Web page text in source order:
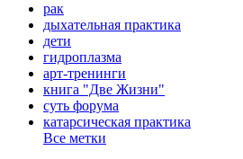
рак
дыхательная практика
дети
гидроплазма
арт-тренинги
книга "Две Жизни"
суть форума
катарсическая практика
Все метки